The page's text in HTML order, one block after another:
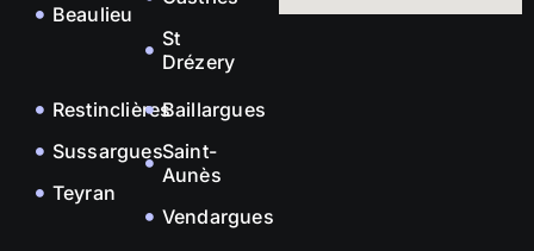
Beaulieu
St
Drézery
Restinclières
Sussargues
Teyran
Baillargues
Saint-
Aunès
Vendargues